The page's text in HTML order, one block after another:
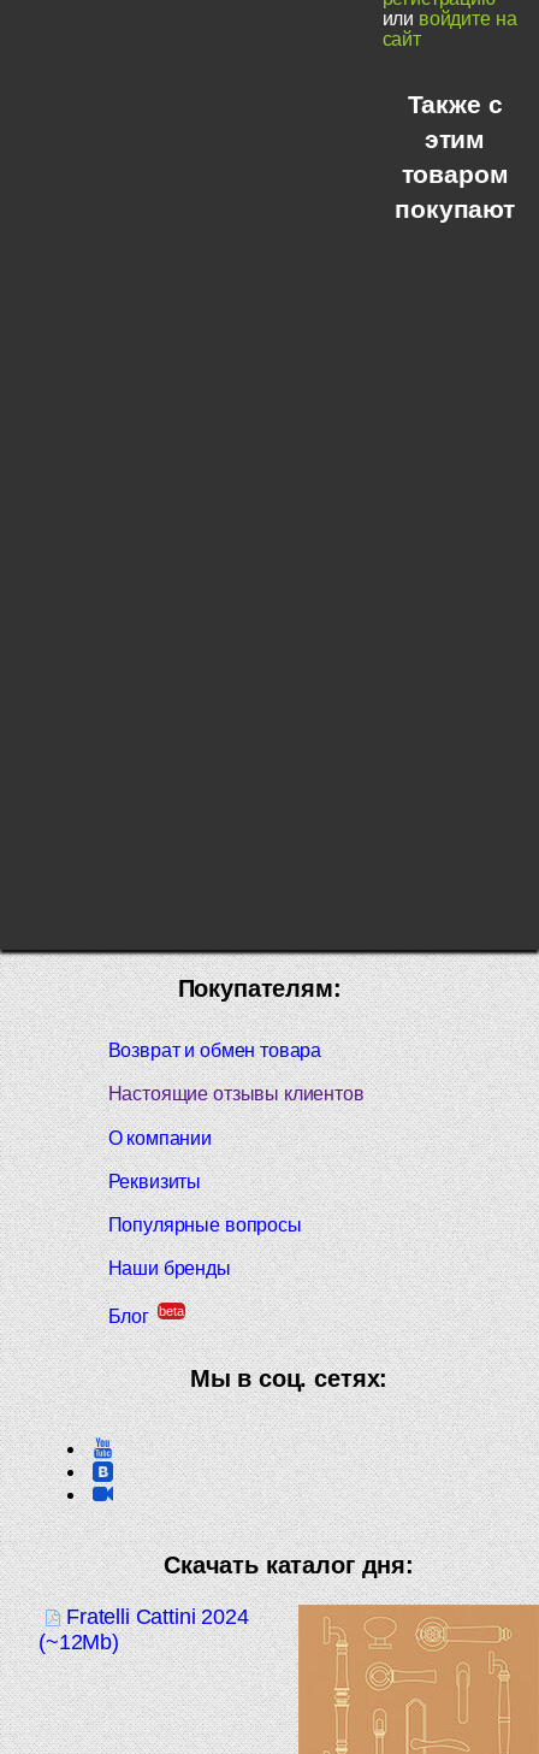
или войдите на
сайт
Также с
этим
товаром
покупают
Покупателям:
Возврат и обмен товара
Настоящие отзывы клиентов
О компании
Реквизиты
Популярные вопросы
Наши бренды
Блог beta
Мы в соц. сетях:
Скачать каталог дня:
Fratelli Cattini 2024
(~12Mb)